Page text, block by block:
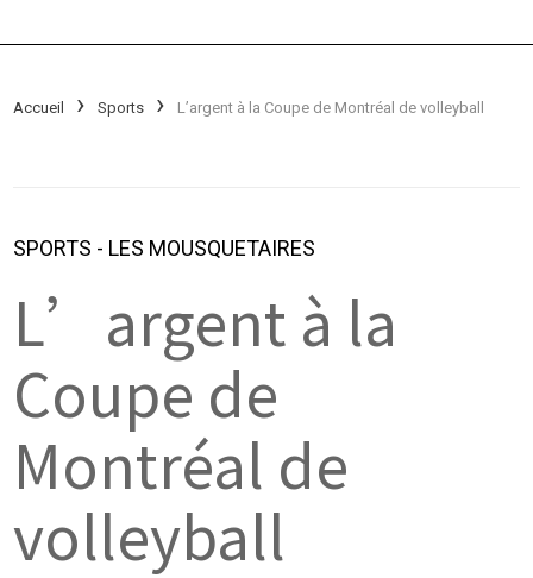
Accueil Sports L’argent à la Coupe de Montréal de volleyball
SPORTS - LES MOUSQUETAIRES
L’argent à la
Coupe de
Montréal de
volleyball